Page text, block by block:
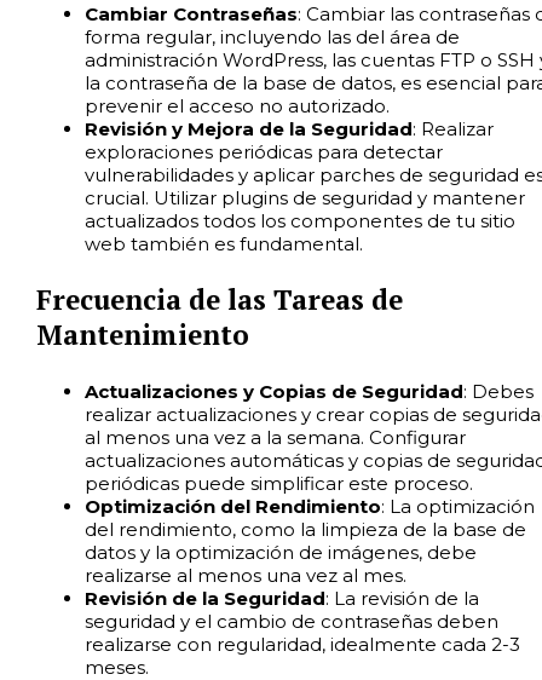
Cambiar Contraseñas: Cambiar las contraseñas
forma regular, incluyendo las del área de
administración WordPress, las cuentas FTP o SSH
la contraseña de la base de datos, es esencial
prevenir el acceso no autorizado.
Revisión y Mejora de la Seguridad: Realizar
exploraciones periódicas para detectar
vulnerabilidades y aplicar parches de seguridad
crucial. Utilizar plugins de seguridad y mantener
actualizados todos los componentes de tu sitio
web también es fundamental.
Frecuencia de las Tareas de
Mantenimiento
Actualizaciones y Copias de Seguridad: Debes
realizar actualizaciones y crear copias de
al menos una vez a la semana. Configurar
actualizaciones automáticas y copias de
periódicas puede simplificar este proceso.
Optimización del Rendimiento: La optimización
del rendimiento, como la limpieza de la base de
datos y la optimización de imágenes, debe
realizarse al menos una vez al mes.
Revisión de la Seguridad: La revisión de la
seguridad y el cambio de contraseñas deben
realizarse con regularidad, idealmente cada 2-3
meses.